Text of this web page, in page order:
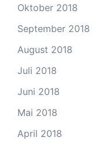
Oktober 2018
September 2018
August 2018
Juli 2018
Juni 2018
Mai 2018
April 2018